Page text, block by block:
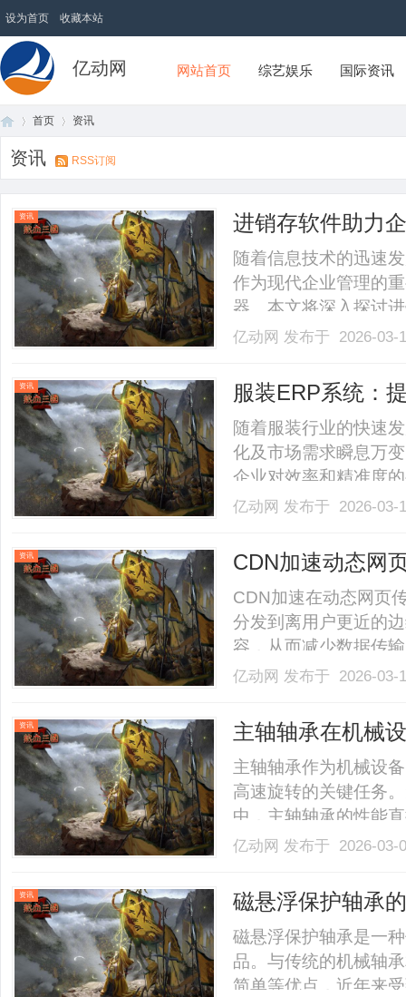
设为首页 收藏本站
亿动网 网站首页 综艺娱乐 国际资讯
首页 资讯
资讯 RSS订阅
资讯 进销存软件助力
随着信息技术的迅速
作为现代企业管理的
器。本文将深入探讨
价值。首先，进销存
销售动态以及库存数
息.........
亿动网 发布于 2026-
资讯 服装ERP系统：
随着服装行业的快速
化及市场需求瞬息万
企业对效率和精准度
竞争力的重要工具。
务环节。通过统一的
亿动网 发布于 2026-
资讯 CDN加速动态网
CDN加速在动态网页
分发到离用户更近的
容，从而减少数据传
加速同样发挥着至关
骤，服务器需要花费
亿动网 发布于 2026-
资讯 主轴轴承在机械
主轴轴承作为机械设
高速旋转的关键任务
中，主轴轴承的性能
细探讨主轴轴承的种
构简单、摩擦系数低
承.........
亿动网 发布于 2026-
资讯 磁悬浮保护轴承
磁悬浮保护轴承是一
品。与传统的机械轴
简单等优点，近年来